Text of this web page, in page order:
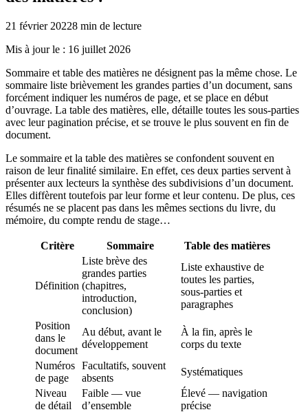
21 février 20228 min de lecture
Mis à jour le : 16 juillet 2026
Sommaire et table des matières ne désignent pas la même chose. Le
sommaire liste brièvement les grandes parties d’un document, sans
forcément indiquer les numéros de page, et se place en début
d’ouvrage. La table des matières, elle, détaille toutes les sous-parties
avec leur pagination précise, et se trouve le plus souvent en fin de
document.
Le sommaire et la table des matières se confondent souvent en
raison de leur finalité similaire. En effet, ces deux parties servent à
présenter aux lecteurs la synthèse des subdivisions d’un document.
Elles diffèrent toutefois par leur forme et leur contenu. De plus, ces
résumés ne se placent pas dans les mêmes sections du livre, du
mémoire, du compte rendu de stage…
Critère Sommaire Table des matières
Définition
Liste brève des
grandes parties
(chapitres,
introduction,
conclusion)
Liste exhaustive de
toutes les parties,
sous-parties et
paragraphes
Position
dans le
document
Au début, avant le
développement
À la fin, après le
corps du texte
Numéros
de page
Facultatifs, souvent
absents
Systématiques
Niveau
de détail
Faible — vue
d’ensemble
Élevé — navigation
précise